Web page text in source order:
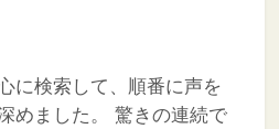
に検索して、順番に声を
めました。
驚きの連続で